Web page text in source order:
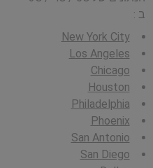
ב :
New York City
Los Angeles
Chicago
Houston
Philadelphia
Phoenix
San Antonio
San Diego